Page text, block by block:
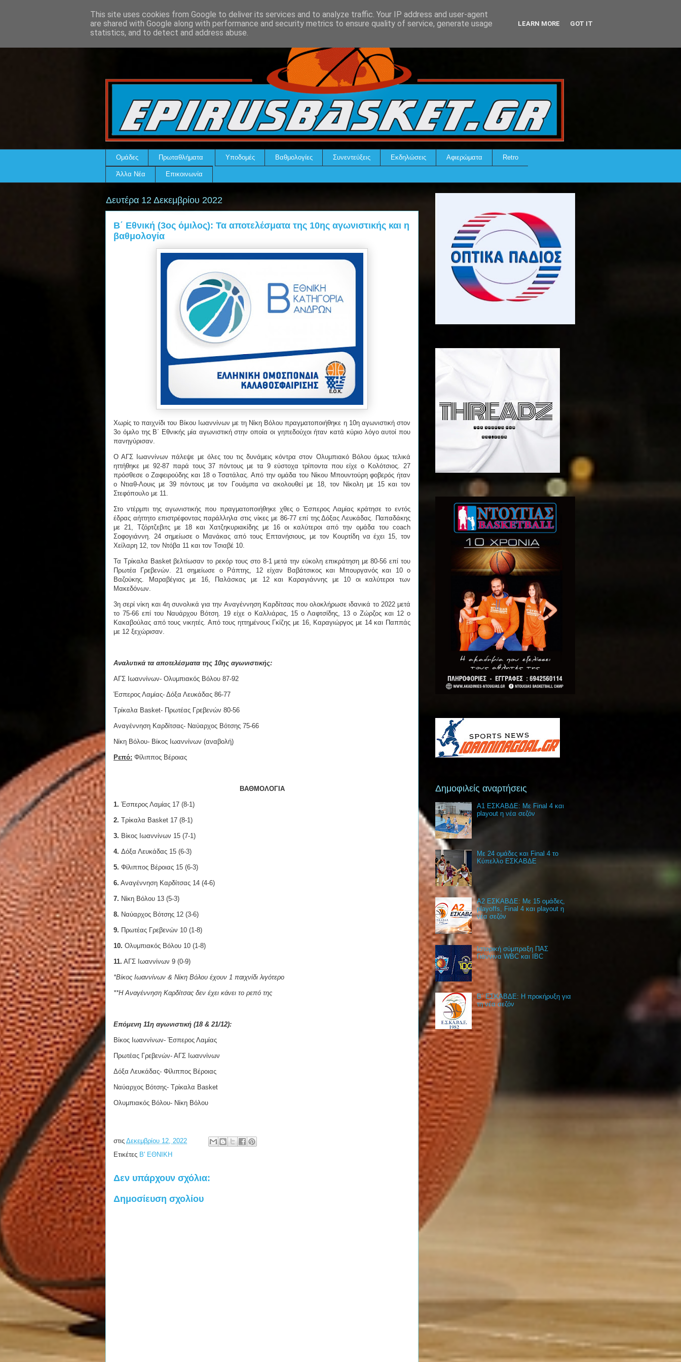
Ομάδες Πρωταθλήματα Υποδομές Βαθμολογίες Συνεντεύξεις Εκδηλώσεις Αφιερώματα Retro
Άλλα Νέα Επικοινωνία
Δευτέρα 12 Δεκεμβρίου 2022
Β΄ Εθνική (3ος όμιλος): Τα αποτελέσματα της 10ης αγωνιστικής και η
βαθμολογία
Χωρίς το παιχνίδι του Βίκου Ιωαννίνων με τη Νίκη Βόλου πραγματοποιήθηκε η 10η αγωνιστική στον
3ο όμιλο της Β΄ Εθνικής μία αγωνιστική στην οποία οι γηπεδούχοι ήταν κατά κύριο λόγο αυτοί που
πανηγύρισαν.
Ο ΑΓΣ Ιωαννίνων πάλεψε με όλες του τις δυνάμεις κόντρα στον Ολυμπιακό Βόλου όμως τελικά
ηττήθηκε με 92-87 παρά τους 37 πόντους με τα 9 εύστοχα τρίποντα που είχε ο Κολότσιος. 27
πρόσθεσε ο Ζαφειρούδης και 18 ο Τσατάλας. Από την ομάδα του Νίκου Μπουντούρη φοβερός ήταν
ο Ντιαθ-Λουις με 39 πόντους με τον Γουάμπα να ακολουθεί με 18, τον Νίκολη με 15 και τον
Στεφόπουλο με 11.
Στο ντέρμπι της αγωνιστικής που πραγματοποιήθηκε χθες ο Έσπερος Λαμίας κράτησε το εντός
έδρας αήττητο επιστρέφοντας παράλληλα στις νίκες με 86-77 επί της Δόξας Λευκάδας. Παπαδάκης
με 21, Τζόρτζεβιτς με 18 και Χατζηκυριακίδης με 16 οι καλύτεροι από την ομάδα του coach
Σοφογιάννη. 24 σημείωσε ο Μανάκας από τους Επτανήσιους, με τον Κουρτίδη να έχει 15, τον
Χείλαρη 12, τον Ντόβα 11 και τον Τσιαβέ 10.
Τα Τρίκαλα Basket βελτίωσαν το ρεκόρ τους στο 8-1 μετά την εύκολη επικράτηση με 80-56 επί του
Πρωτέα Γρεβενών. 21 σημείωσε ο Ράπτης, 12 είχαν Βαβάτσικος και Μπουργανός και 10 ο
Βαζούκης. Μαραβέγιας με 16, Παλάσκας με 12 και Καραγιάννης με 10 οι καλύτεροι των
Μακεδόνων.
3η σερί νίκη και 4η συνολικά για την Αναγέννηση Καρδίτσας που ολοκλήρωσε ιδανικά το 2022 μετά
το 75-66 επί του Ναυάρχου Βότση. 19 είχε ο Καλλιάρας, 15 ο Λαφτσίδης, 13 ο Ζώρζος και 12 ο
Κακαβούλας από τους νικητές. Από τους ηττημένους Γκίζης με 16, Καραγιώργος με 14 και Παππάς
με 12 ξεχώρισαν.
Αναλυτικά τα αποτελέσματα της 10ης αγωνιστικής:
ΑΓΣ Ιωαννίνων- Ολυμπιακός Βόλου 87-92
Έσπερος Λαμίας- Δόξα Λευκάδας 86-77
Τρίκαλα Basket- Πρωτέας Γρεβενών 80-56
Αναγέννηση Καρδίτσας- Ναύαρχος Βότσης 75-66
Νίκη Βόλου- Βίκος Ιωαννίνων (αναβολή)
Ρεπό: Φίλιππος Βέροιας
ΒΑΘΜΟΛΟΓΙΑ
1. Έσπερος Λαμίας 17 (8-1)
2. Τρίκαλα Basket 17 (8-1)
3. Βίκος Ιωαννίνων 15 (7-1)
4. Δόξα Λευκάδας 15 (6-3)
5. Φίλιππος Βέροιας 15 (6-3)
6. Αναγέννηση Καρδίτσας 14 (4-6)
7. Νίκη Βόλου 13 (5-3)
8. Ναύαρχος Βότσης 12 (3-6)
9. Πρωτέας Γρεβενών 10 (1-8)
10. Ολυμπιακός Βόλου 10 (1-8)
11. ΑΓΣ Ιωαννίνων 9 (0-9)
*Βίκος Ιωαννίνων & Νίκη Βόλου έχουν 1 παιχνίδι λιγότερο
**Η Αναγέννηση Καρδίτσας δεν έχει κάνει το ρεπό της
Επόμενη 11η αγωνιστική (18 & 21/12):
Βίκος Ιωαννίνων- Έσπερος Λαμίας
Πρωτέας Γρεβενών- ΑΓΣ Ιωαννίνων
Δόξα Λευκάδας- Φίλιππος Βέροιας
Ναύαρχος Βότσης- Τρίκαλα Basket
Ολυμπιακός Βόλου- Νίκη Βόλου
στις Δεκεμβρίου 12, 2022
Ετικέτες Β' ΕΘΝΙΚΗ
Δεν υπάρχουν σχόλια:
Δημοσίευση σχολίου
Δημοφιλείς αναρτήσεις
Α1 ΕΣΚΑΒΔΕ: Με Final 4 και
playout η νέα σεζόν
Με 24 ομάδες και Final 4 το
Κύπελλο ΕΣΚΑΒΔΕ
Α2 ΕΣΚΑΒΔΕ: Με 15 ομάδες,
playoffs, Final 4 και playout η
νέα σεζόν
Ιστορική σύμπραξη ΠΑΣ
Γιάννινα WBC και IBC
Β΄ ΕΣΚΑΒΔΕ: Η προκήρυξη για
τη νέα σεζόν
This site uses cookies from Google to deliver its services and to analyze traffic. Your IP address and user-agent
are shared with Google along with performance and security metrics to ensure quality of service, generate usage
statistics, and to detect and address abuse.
LEARN MORE GOT IT